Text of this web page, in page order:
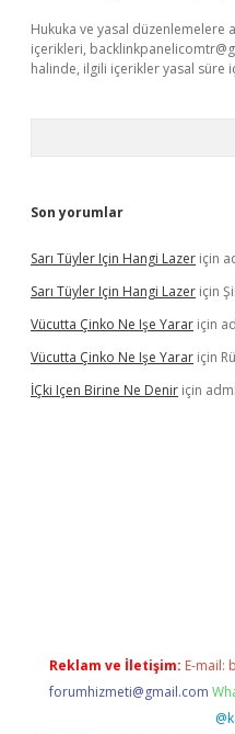
Hukuka ve yasal düzenlemelere
içerikleri,
halinde, ilgili içerikler yasal süre
Son yorumlar
Sarı Tüyler Için Hangi Lazer için
Sarı Tüyler Için Hangi Lazer için
Vücutta Çinko Ne Işe Yarar için
Vücutta Çinko Ne Işe Yarar için
İÇki Içen Birine Ne Denir için
Reklam ve İletişim: E-mail:
forumhizmeti@gmail.com